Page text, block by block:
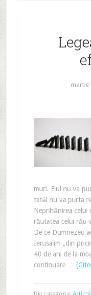
martie
muri. Fiul nu va
tatăl nu va purta
Neprihănirea
răutatea celui rău
De ce Dumnezeu
Ierusalim „din
40 de ani de la
continuare …